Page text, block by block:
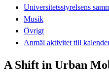
Universitetsstyrelsens
Musik
Övrigt
Anmäl aktivitet till
A Shift in Urban